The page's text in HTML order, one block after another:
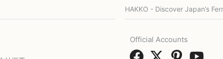
HAKKO - Discover Japan’s
Official Accounts